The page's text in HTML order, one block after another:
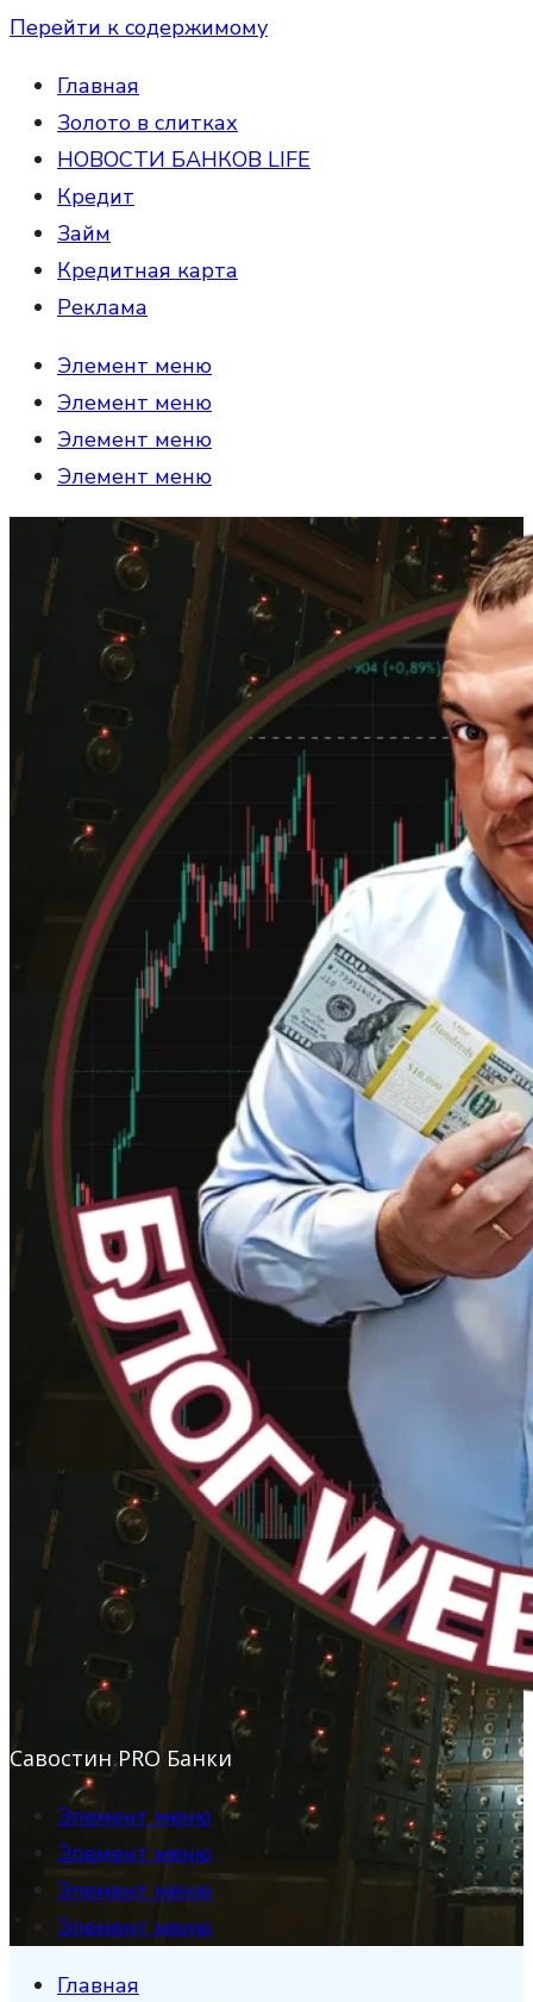
Перейти к содержимому
Главная
Золото в слитках
НОВОСТИ БАНКОВ LIFE
Кредит
Займ
Кредитная карта
Реклама
Элемент меню
Элемент меню
Элемент меню
Элемент меню
Савостин PRO Банки
Элемент меню
Элемент меню
Элемент меню
Элемент меню
Главная